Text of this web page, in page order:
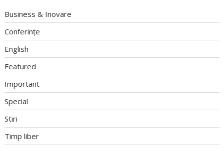
Business & Inovare
Conferințe
English
Featured
Important
Special
Stiri
Timp liber